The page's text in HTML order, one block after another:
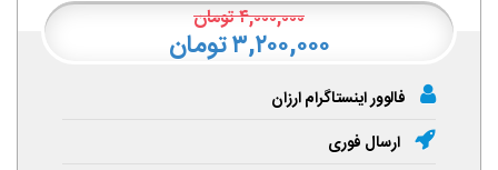
۴,۰۰۰,۰۰۰تومان
۳,۲۰۰,۰۰۰ تومان
فالوور اینستاگرام ارزان
ارسال فوری